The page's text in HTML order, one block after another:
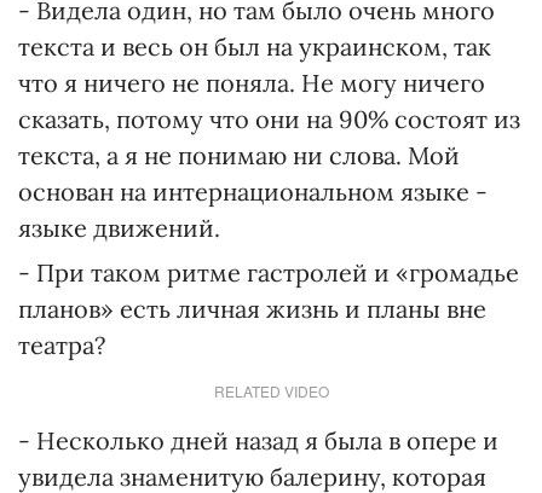
- Видела один, но там было очень много
текста и весь он был на украинском, так
что я ничего не поняла. Не могу ничего
сказать, потому что они на 90% состоят из
текста, а я не понимаю ни слова. Мой
основан на интернациональном языке -
языке движений.
- При таком ритме гастролей и «громадье
планов» есть личная жизнь и планы вне
театра?
RELATED VIDEO
- Несколько дней назад я была в опере и
увидела знаменитую балерину, которая